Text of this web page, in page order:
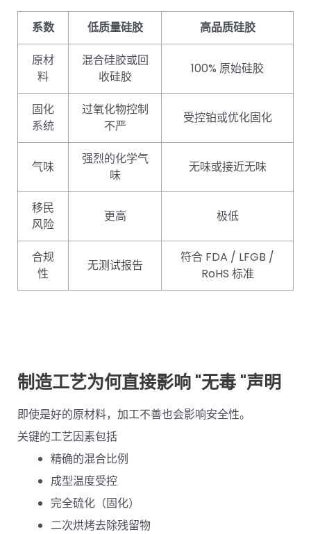
系数 低质量硅胶 高品质硅胶
原材
料
混合硅胶或回
收硅胶
100% 原始硅胶
固化
系统
过氧化物控制
不严
受控铂或优化固化
气味
强烈的化学气
味
无味或接近无味
移民
风险
更高 极低
合规
性
无测试报告
符合 FDA / LFGB /
RoHS 标准
制造工艺为何直接影响 "无毒 "声明
即使是好的原材料，加工不善也会影响安全性。
关键的工艺因素包括
精确的混合比例
成型温度受控
完全硫化（固化）
二次烘烤去除残留物